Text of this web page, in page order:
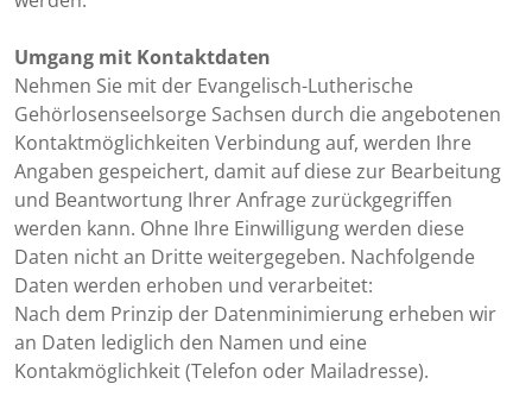
Umgang mit Kontaktdaten
Nehmen Sie mit der Evangelisch-Lutherische
Gehörlosenseelsorge Sachsen durch die angebotenen
Kontaktmöglichkeiten Verbindung auf, werden Ihre
Angaben gespeichert, damit auf diese zur Bearbeitung
und Beantwortung Ihrer Anfrage zurückgegriffen
werden kann. Ohne Ihre Einwilligung werden diese
Daten nicht an Dritte weitergegeben. Nachfolgende
Daten werden erhoben und verarbeitet:
Nach dem Prinzip der Datenminimierung erheben wir
an Daten lediglich den Namen und eine
Kontakmöglichkeit (Telefon oder Mailadresse).